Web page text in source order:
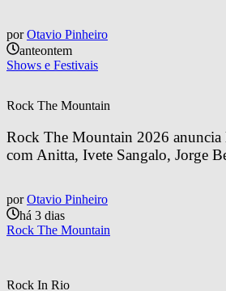
por Otavio Pinheiro
anteontem
Shows e Festivais
Rock The Mountain
Rock The Mountain 2026 anuncia
com Anitta, Ivete Sangalo, Jorge
por Otavio Pinheiro
há 3 dias
Rock The Mountain
Rock In Rio